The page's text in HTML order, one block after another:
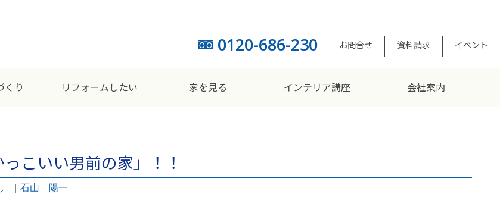
0120-686-230 お問合せ 資料請求 イベント
くり リフォームしたい 家を見る インテリア講座 会社案内
こいい男前の家」！！
石山 陽一